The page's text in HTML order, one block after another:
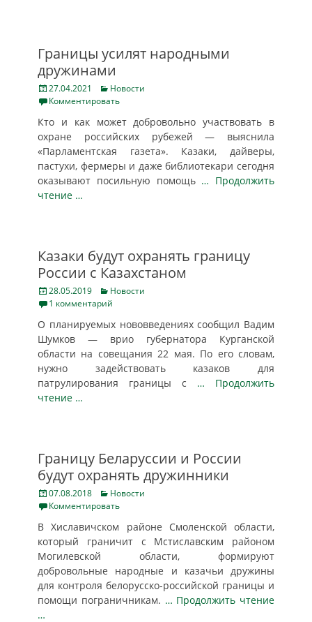
Границы усилят народными
дружинами
Posted
on
27.04.2021 Categories
Новости
Комментировать
Кто и как может добровольно участвовать в
охране российских рубежей — выяснила
«Парламентская газета». Казаки, дайверы,
пастухи, фермеры и даже библиотекари сегодня
оказывают посильную помощь … Продолжить
чтение …
Казаки будут охранять границу
России с Казахстаном
Posted
on
28.05.2019 Categories
Новости
1 комментарий
О планируемых нововведениях сообщил Вадим
Шумков — врио губернатора Курганской
области на совещания 22 мая. По его словам,
нужно задействовать казаков для
патрулирования границы с … Продолжить
чтение …
Границу Беларуссии и России
будут охранять дружинники
Posted
on
07.08.2018 Categories
Новости
Комментировать
В Хиславичском районе Смоленской области,
который граничит с Мстиславским районом
Могилевской области, формируют
добровольные народные и казачьи дружины
для контроля белорусско-российской границы и
помощи пограничникам. … Продолжить чтение
…